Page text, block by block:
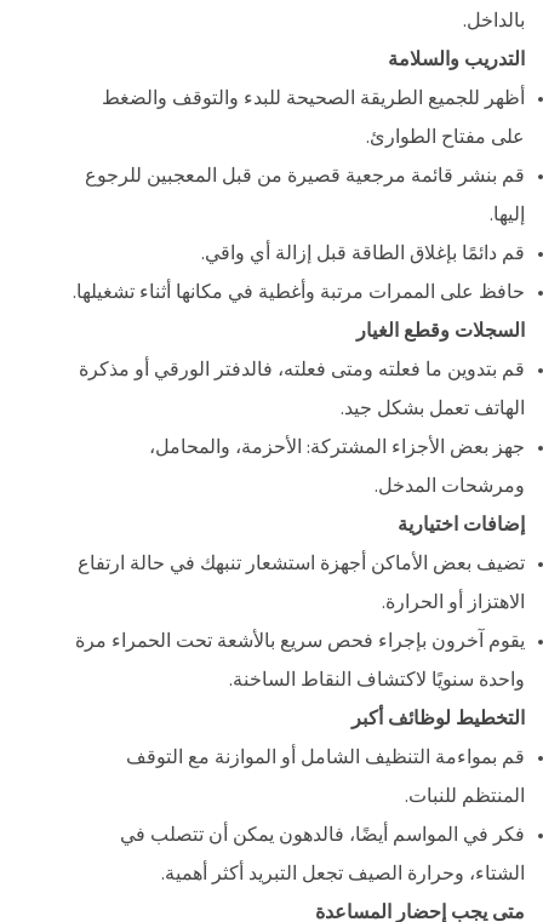
بالداخل.
التدريب والسلامة
أظهر للجميع الطريقة الصحيحة للبدء والتوقف والضغط
على مفتاح الطوارئ.
قم بنشر قائمة مرجعية قصيرة من قبل المعجبين للرجوع
إليها.
قم دائمًا بإغلاق الطاقة قبل إزالة أي واقي.
حافظ على الممرات مرتبة وأغطية في مكانها أثناء تشغيلها.
السجلات وقطع الغيار
قم بتدوين ما فعلته ومتى فعلته، فالدفتر الورقي أو مذكرة
الهاتف تعمل بشكل جيد.
جهز بعض الأجزاء المشتركة: الأحزمة، والمحامل،
ومرشحات المدخل.
إضافات اختيارية
تضيف بعض الأماكن أجهزة استشعار تنبهك في حالة ارتفاع
الاهتزاز أو الحرارة.
يقوم آخرون بإجراء فحص سريع بالأشعة تحت الحمراء مرة
واحدة سنويًا لاكتشاف النقاط الساخنة.
التخطيط لوظائف أكبر
قم بمواءمة التنظيف الشامل أو الموازنة مع التوقف
المنتظم للنبات.
فكر في المواسم أيضًا، فالدهون يمكن أن تتصلب في
الشتاء، وحرارة الصيف تجعل التبريد أكثر أهمية.
متى يجب إحضار المساعدة